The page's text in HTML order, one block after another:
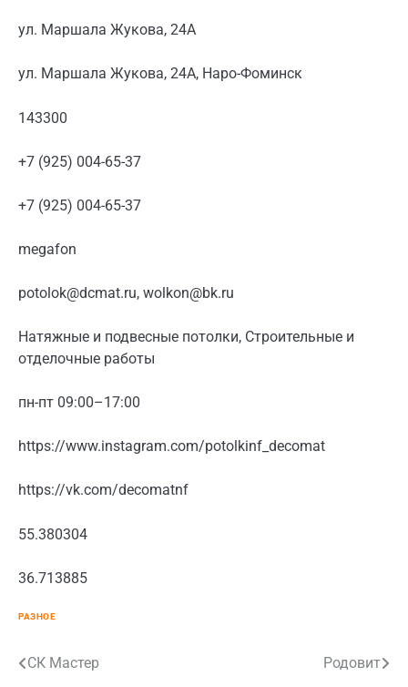
ул. Маршала Жукова, 24А
ул. Маршала Жукова, 24А, Наро-Фоминск
143300
+7 (925) 004-65-37
+7 (925) 004-65-37
megafon
potolok@dcmat.ru, wolkon@bk.ru
Натяжные и подвесные потолки, Строительные и
отделочные работы
пн-пт 09:00–17:00
https://www.instagram.com/potolkinf_decomat
https://vk.com/decomatnf
55.380304
36.713885
РАЗНОЕ
Навигация
СК Мастер Родовит